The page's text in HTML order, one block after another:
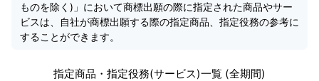
ものを除く)」において商標出願の際に指定された商品やサー
ビスは、自社が商標出願する際の指定商品、指定役務の参考に
することができます。
指定商品・指定役務(サービス)一覧 (全期間)